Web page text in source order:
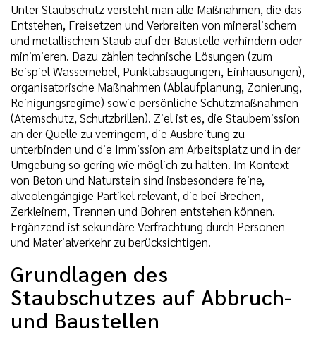
Unter Staubschutz versteht man alle Maßnahmen, die das
Entstehen, Freisetzen und Verbreiten von mineralischem
und metallischem Staub auf der Baustelle verhindern oder
minimieren. Dazu zählen technische Lösungen (zum
Beispiel Wassernebel, Punktabsaugungen, Einhausungen),
organisatorische Maßnahmen (Ablaufplanung, Zonierung,
Reinigungsregime) sowie persönliche Schutzmaßnahmen
(Atemschutz, Schutzbrillen). Ziel ist es, die Staubemission
an der Quelle zu verringern, die Ausbreitung zu
unterbinden und die Immission am Arbeitsplatz und in der
Umgebung so gering wie möglich zu halten. Im Kontext
von Beton und Naturstein sind insbesondere feine,
alveolengängige Partikel relevant, die bei Brechen,
Zerkleinern, Trennen und Bohren entstehen können.
Ergänzend ist sekundäre Verfrachtung durch Personen-
und Materialverkehr zu berücksichtigen.
Grundlagen des
Staubschutzes auf Abbruch-
und Baustellen